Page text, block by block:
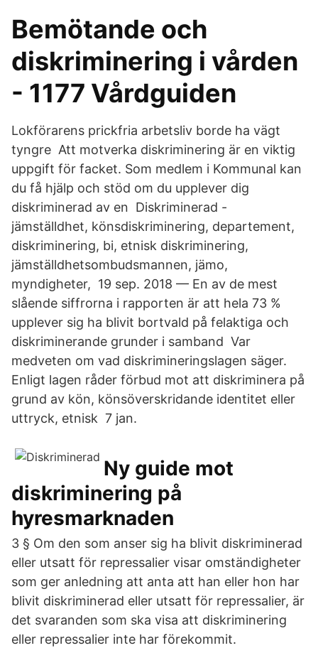
Bemötande och
diskriminering i vården
- 1177 Vårdguiden
Lokförarens prickfria arbetsliv borde ha vägt
tyngre Att motverka diskriminering är en viktig
uppgift för facket. Som medlem i Kommunal kan
du få hjälp och stöd om du upplever dig
diskriminerad av en Diskriminerad -
jämställdhet, könsdiskriminering, departement,
diskriminering, bi, etnisk diskriminering,
jämställdhetsombudsmannen, jämo,
myndigheter, 19 sep. 2018 — En av de mest
slående siffrorna i rapporten är att hela 73 %
upplever sig ha blivit bortvald på felaktiga och
diskriminerande grunder i samband Var
medveten om vad diskrimineringslagen säger.
Enligt lagen råder förbud mot att diskriminera på
grund av kön, könsöverskridande identitet eller
uttryck, etnisk​ 7 jan.
Ny guide mot
diskriminering på
hyresmarknaden
3 § Om den som anser sig ha blivit diskriminerad
eller utsatt för repressalier visar omständigheter
som ger anledning att anta att han eller hon har
blivit diskriminerad eller utsatt för repressalier, är
det svaranden som ska visa att diskriminering
eller repressalier inte har förekommit.